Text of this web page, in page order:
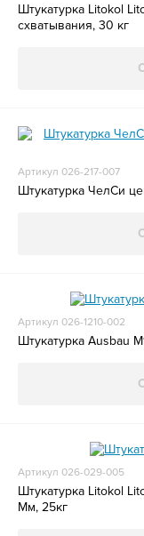
Штукатурка Litokol
схватывания, 30 кг
Артикул 026-217-007
Штукатурка ЧелСи
Артикул 026-1210-002
Штукатурка Ausbau
Артикул 026-029-005
Штукатурка Litokol
Мм, 25кг